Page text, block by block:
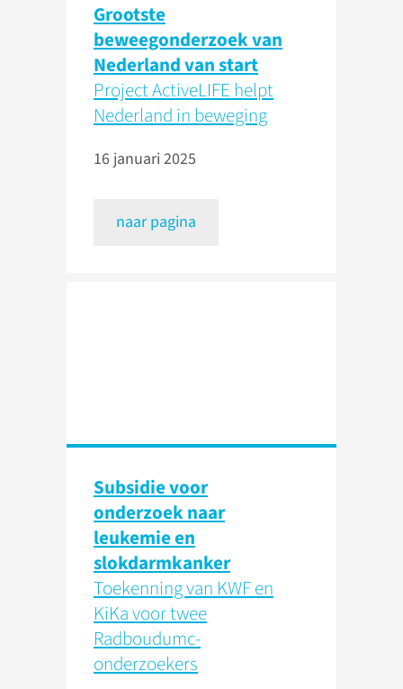
Grootste
beweegonderzoek van
Nederland van start
Project ActiveLIFE helpt
Nederland in beweging
16 januari 2025
naar pagina
Subsidie voor
onderzoek naar
leukemie en
slokdarmkanker
Toekenning van KWF en
KiKa voor twee
Radboudumc-
onderzoekers